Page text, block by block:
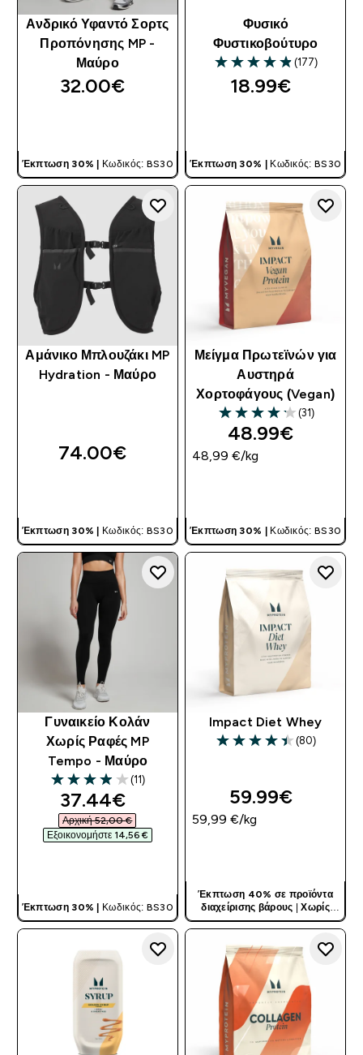
Ανδρικό Υφαντό Σορτς
Προπόνησης MP -
Μαύρο
32.00€‎
Έκπτωση 30% | Κωδικός: BS30
Φυσικό
Φυστικοβούτυρο
4.85 out of 5 stars
(177)
18.99€‎
Έκπτωση 30% | Κωδικός: BS30
Αμάνικο Μπλουζάκι MP
Hydration - Μαύρο
74.00€‎
Έκπτωση 30% | Κωδικός: BS30
Μείγμα Πρωτεϊνών για
Αυστηρά
Χορτοφάγους (Vegan)
4.16 out of 5 stars
(31)
48.99€‎
48,99 €‎/kg
Έκπτωση 30% | Κωδικός: BS30
Γυναικείο Κολάν
Χωρίς Ραφές MP
Tempo - Μαύρο
3.91 out of 5 stars
(11)
discounted price
37.44€‎
Αρχική 52,00 €‎
Εξοικονομήστε 14,56 €‎
Έκπτωση 30% | Κωδικός: BS30
Impact Diet Whey
4.43 out of 5 stars
(80)
59.99€‎
59,99 €‎/kg
Έκπτωση 40% σε προϊόντα
διαχείρισης βάρους |Χωρίς
Κωδικό